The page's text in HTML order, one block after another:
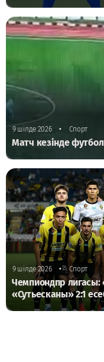
9 шілде 2026 • Спорт
Матч кезінде
9 шілде 2026 • Спорт
Чемпиондпр
«Сутьесканы» 2:1